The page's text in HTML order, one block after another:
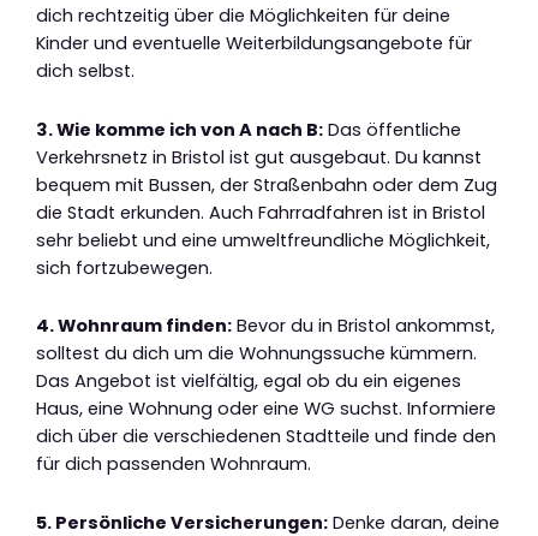
dich rechtzeitig über die Möglichkeiten für deine
Kinder und eventuelle Weiterbildungsangebote für
dich selbst.
3. Wie komme ich von A nach B: Das öffentliche
Verkehrsnetz in Bristol ist gut ausgebaut. Du kannst
bequem mit Bussen, der Straßenbahn oder dem Zug
die Stadt erkunden. Auch Fahrradfahren ist in Bristol
sehr beliebt und eine umweltfreundliche Möglichkeit,
sich fortzubewegen.
4. Wohnraum finden: Bevor du in Bristol ankommst,
solltest du dich um die Wohnungssuche kümmern.
Das Angebot ist vielfältig, egal ob du ein eigenes
Haus, eine Wohnung oder eine WG suchst. Informiere
dich über die verschiedenen Stadtteile und finde den
für dich passenden Wohnraum.
5. Persönliche Versicherungen: Denke daran, deine